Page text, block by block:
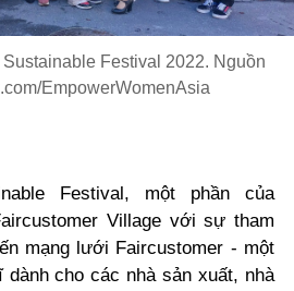
Festival 2022. Nguồn
EmpowerWomenAsia
Festival, một phần của
Village với sự tham
mạng lưới Faircustomer - một
dành cho các nhà sản xuất, nhà